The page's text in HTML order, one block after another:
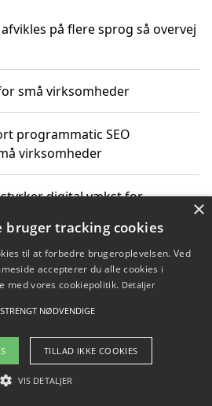
på flere sprog så overvej
små virksomheder
programmatic SEO
virksomheder
digital vækst for
inden for genbrug af elektronik
2026 - Pilanto Aps
×
bruger tracking cookies
til at forbedre brugeroplevelsen. Ved
accepterer du alle cookies i
med vores cookiepolitik. Detaljer
STRENGT NØDVENDIGE
TILLAD IKKE COOKIES
VIS DETALJER